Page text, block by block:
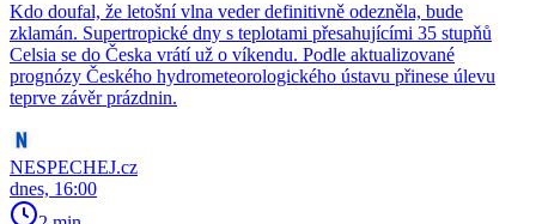
Kdo doufal, že letošní vlna veder definitivně odezněla, bude
zklamán. Supertropické dny s teplotami přesahujícími 35 stupňů
Celsia se do Česka vrátí už o víkendu. Podle aktualizované
prognózy Českého hydrometeorologického ústavu přinese úlevu
teprve závěr prázdnin.
NESPECHEJ.cz
dnes, 16:00